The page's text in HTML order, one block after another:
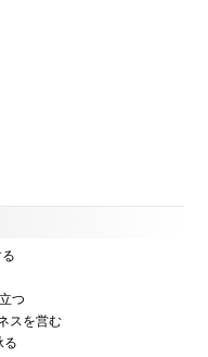
つ
スを営む
る